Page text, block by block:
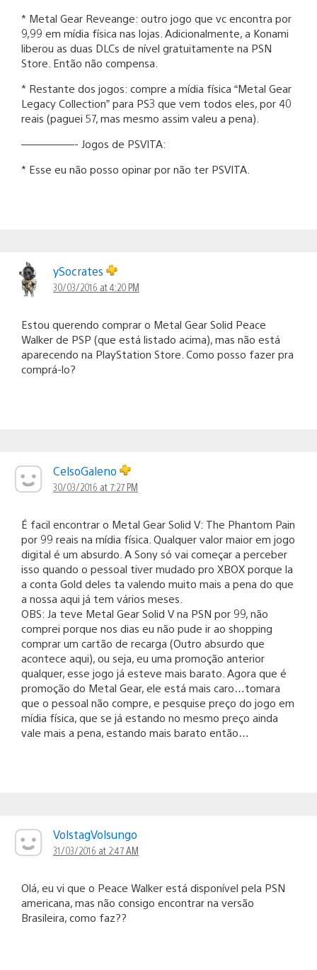
* Metal Gear Reveange: outro jogo que vc encontra por
9,99 em mídia física nas lojas. Adicionalmente, a Konami
liberou as duas DLCs de nível gratuitamente na PSN
Store. Então não compensa.
* Restante dos jogos: compre a mídia física “Metal Gear
Legacy Collection” para PS3 que vem todos eles, por 40
reais (paguei 57, mas mesmo assim valeu a pena).
—————- Jogos de PSVITA:
* Esse eu não posso opinar por não ter PSVITA.
ySocrates
30/03/2016 at 4:20 PM
Estou querendo comprar o Metal Gear Solid Peace
Walker de PSP (que está listado acima), mas não está
aparecendo na PlayStation Store. Como posso fazer pra
comprá-lo?
CelsoGaleno
30/03/2016 at 7:27 PM
É facil encontrar o Metal Gear Solid V: The Phantom Pain
por 99 reais na mídia física. Qualquer valor maior em jogo
digital é um absurdo. A Sony só vai começar a perceber
isso quando o pessoal tiver mudado pro XBOX porque la
a conta Gold deles ta valendo muito mais a pena do que
a nossa aqui já tem vários meses.
OBS: Ja teve Metal Gear Solid V na PSN por 99, não
comprei porque nos dias eu não pude ir ao shopping
comprar um cartão de recarga (Outro absurdo que
acontece aqui), ou seja, eu uma promoção anterior
qualquer, esse jogo já esteve mais barato. Agora que é
promoção do Metal Gear, ele está mais caro…tomara
que o pessoal não compre, e pesquise preço do jogo em
mídia física, que se já estando no mesmo preço ainda
vale mais a pena, estando mais barato então…
VolstagVolsungo
31/03/2016 at 2:47 AM
Olá, eu vi que o Peace Walker está disponível pela PSN
americana, mas não consigo encontrar na versão
Brasileira, como faz??